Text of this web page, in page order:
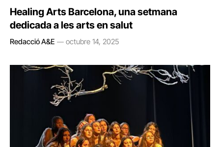
Healing Arts Barcelona, una setmana
dedicada a les arts en salut
Redacció A&E octubre 14, 2025